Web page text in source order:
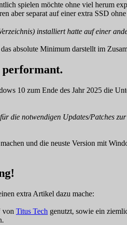
spielen möchte ohne viel herum
aber separat auf einer extra SSD
installiert hatte auf einer
absolute Minimum darstellt im
performant.
10 zum Ende des Jahr 2025 die
die notwendigen Updates/Patches
und die neuste Version mit
extra Artikel dazu mache:
von Titus Tech genutzt, sowie ein